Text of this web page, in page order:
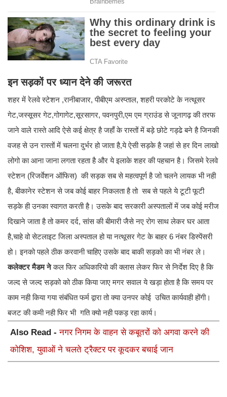
इन सड़कों पर ध्यान देने की जरूरत
शहर में रेलवे स्टेशन ,रानीबाजार, पीबीएम अस्प्ताल, शहरी परकोटे के नत्थूसर
गेट,जस्सूसर गेट,गोगागेट,सूरसागर, पवनपुरी,एम एम ग्राउंड से जूनागढ़ की तरफ
जाने वाले रास्ते आदि ऐसे कई क्षेत्र है जहाँ के रास्तों में बड़े छोटे गड्ढे बने है जिनकी
वजह से उन रास्तों में चलना दुर्भर हो जाता है,ये ऐसी सड़के है जहां से हर दिन लाखो
लोगो का आना जाना लगता रहता है और ये इलाके शहर की पहचान है। जिसमे रेलवे
स्टेशन (रिजर्वेशन ऑफिस) की सड़क सब से महत्वपूर्ण है जो चलने लायक भी नही
है, बीकानेर स्टेशन से जब कोई बाहर निकलता है तो सब से पहले ये टूटी फूटी
सड़के ही उनका स्वागत करती है। उसके बाद सरकारी अस्पतालों में जब कोई मरीज
दिखाने जाता है तो कमर दर्द, सांस की बीमारी जैसे नए रोग साथ लेकर घर आता
है,चाहे वो सेटलाइट जिला अस्पताल हो या नत्थूसर गेट के बाहर 6 नंबर डिस्पेंसरी
हो। इनको पहले ठीक करवानी चाहिए उसके बाद बाकी सड़को का भी नंबर ले।
कलेक्टर मैडम नेकल फिर अधिकारियो की क्लास लेकर फिर से निर्देश दिए है कि
जल्द से जल्द सड़को को ठीक किया जाए मगर सवाल ये खड़ा होता है कि समय पर
काम नही किया गया संबंधित फर्म द्वारा तो क्या उनपर कोई उचित कार्यवाही होंगी।
बजट की कमी नही फिर भी गति क्यो नही पकड़ रहा कार्य।
Also Read -नगर निगम के वाहन से कबूतरों को अगवा करने की
कोशिश, युवाओं ने चलते ट्रैक्टर पर कूदकर बचाई जान